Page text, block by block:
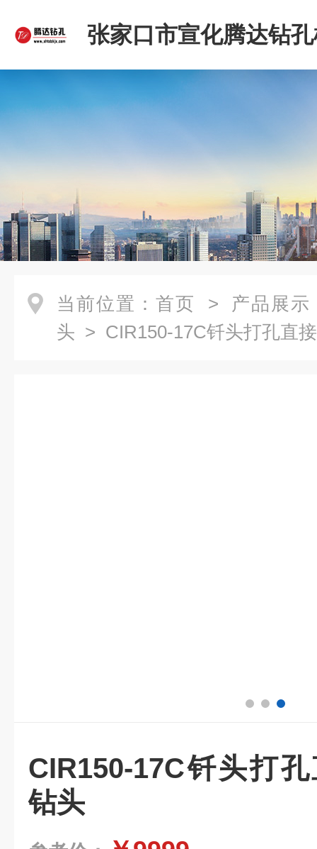
张家口市宣化腾达钻
限公司
当前位置： 首页 > 产品展示
头 > CIR150-17C钎头打孔直
CIR150-17C钎头打
钻头